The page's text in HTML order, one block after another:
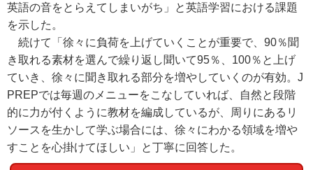
英語の音をとらえてしまいがち」と英語学習における課題
を示した。
続けて「徐々に負荷を上げていくことが重要で、90％聞
き取れる素材を選んで繰り返し聞いて95％、100％と上げ
ていき、徐々に聞き取れる部分を増やしていくのが有効。J
PREPでは毎週のメニューをこなしていれば、自然と段階
的に力が付くように教材を編成しているが、周りにあるリ
ソースを生かして学ぶ場合には、徐々にわかる領域を増や
すことを心掛けてほしい」と丁寧に回答した。